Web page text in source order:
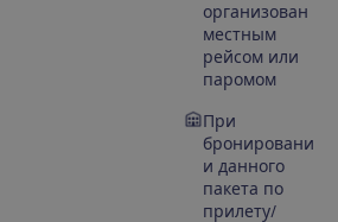
организован
местным
рейсом или
паромом
При
бронировани
и данного
пакета по
прилету/